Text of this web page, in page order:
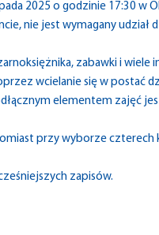
2025 o godzinie 17:30 w
nie jest wymagany udział
zabawki i wiele
wcielanie się w postać
elementem zajęć
przy wyborze czterech
zapisów.